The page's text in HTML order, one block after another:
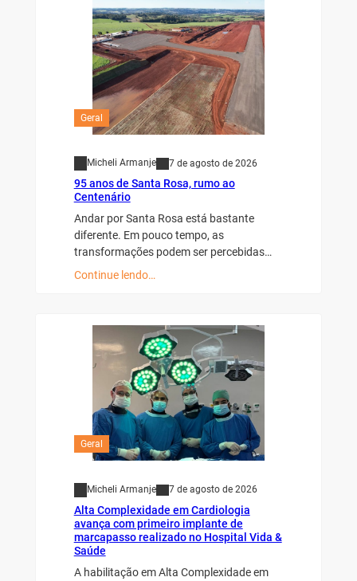
Geral
Micheli Armanje 7 de agosto de 2026
95 anos de Santa Rosa, rumo ao
Centenário
Andar por Santa Rosa está bastante
diferente. Em pouco tempo, as
transformações podem ser percebidas…
Continue lendo…
Geral
Micheli Armanje 7 de agosto de 2026
Alta Complexidade em Cardiologia
avança com primeiro implante de
marcapasso realizado no Hospital Vida &
Saúde
A habilitação em Alta Complexidade em